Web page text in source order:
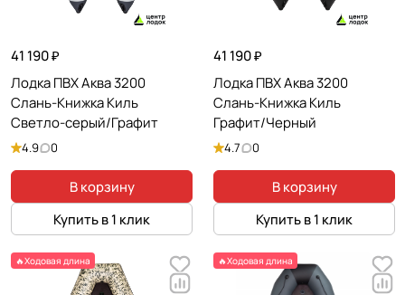
41 190 ₽
Лодка ПВХ Аква 3200
Слань-Книжка Киль
Светло-серый/Графит
4.9 0
В корзину
Купить в 1 клик
41 190 ₽
Лодка ПВХ Аква 3200
Слань-Книжка Киль
Графит/Черный
4.7 0
В корзину
Купить в 1 клик
🔥Ходовая длина 🔥Ходовая длина